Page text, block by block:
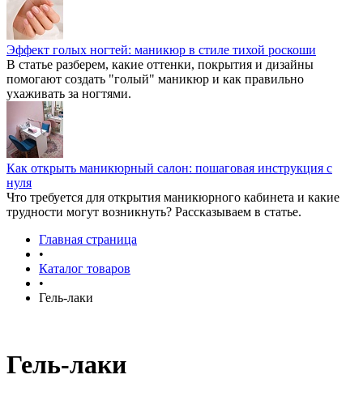
Эффект голых ногтей: маникюр в стиле тихой роскоши
В статье разберем, какие оттенки, покрытия и дизайны
помогают создать "голый" маникюр и как правильно
ухаживать за ногтями.
Как открыть маникюрный салон: пошаговая инструкция с
нуля
Что требуется для открытия маникюрного кабинета и какие
трудности могут возникнуть? Рассказываем в статье.
Главная страница
•
Каталог товаров
•
Гель-лаки
Гель-лаки